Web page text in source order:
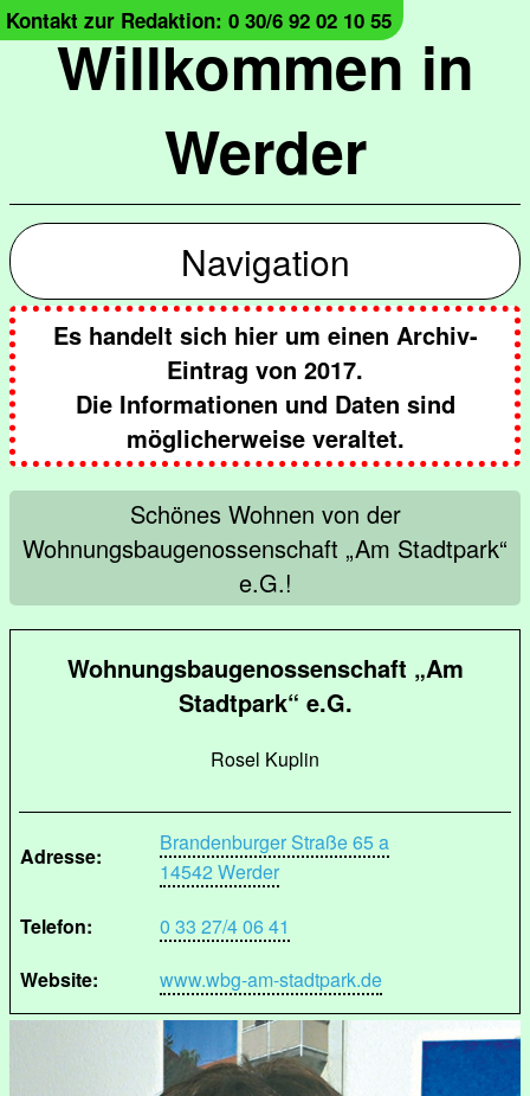
Willkommen in
Werder
Kontakt zur Redaktion: 0 30/6 92 02 10 55
Navigation
Es handelt sich hier um einen Archiv-
Eintrag von 2017.
Die Informationen und Daten sind
möglicherweise veraltet.
Schönes Wohnen von der
Wohnungsbaugenossenschaft „Am Stadtpark“
e.G.!
Wohnungsbaugenossenschaft „Am
Stadtpark“ e.G.
Rosel Kuplin
Adresse:
Brandenburger Straße 65 a
14542 Werder
Telefon:
0 33 27/4 06 41
Website:
www.wbg-am-stadtpark.de